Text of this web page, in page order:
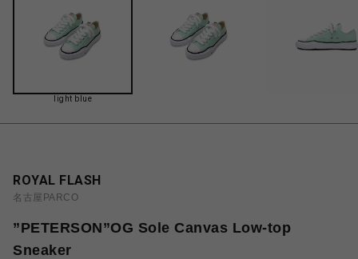
light blue
ROYAL FLASH
名古屋PARCO
”PETERSON”OG Sole Canvas Low-top
Sneaker